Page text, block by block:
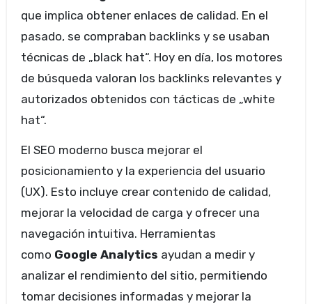
que implica obtener enlaces de calidad. En el
pasado, se compraban backlinks y se usaban
técnicas de „black hat“. Hoy en día, los motores
de búsqueda valoran los backlinks relevantes y
autorizados obtenidos con tácticas de „white
hat“.
El SEO moderno busca mejorar el
posicionamiento y la experiencia del usuario
(UX). Esto incluye crear contenido de calidad,
mejorar la velocidad de carga y ofrecer una
navegación intuitiva. Herramientas
como Google Analytics ayudan a medir y
analizar el rendimiento del sitio, permitiendo
tomar decisiones informadas y mejorar la